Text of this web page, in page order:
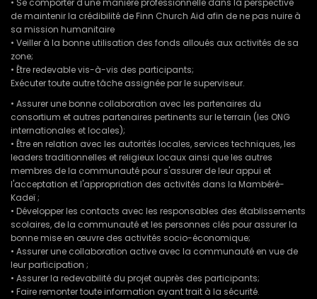
• Se comporter d'une manière professionnelle dans la perspective
de maintenir la crédibilité de Finn Church Aid afin de ne pas nuire à
sa mission humanitaire
• Veiller à la bonne utilisation des fonds alloués aux activités de sa
zone;
• Être redevable vis-à-vis des participants;
Exécuter toute autre tâche assignée par le superviseur.
• Assurer une bonne collaboration avec les partenaires du
consortium et autres partenaires pertinents sur le terrain (les ONG
internationales et locales);
• Être en relation avec les autorités locales, services techniques, les
leaders traditionnelles et religieux locaux ainsi que les autres
membres de la communauté pour s'assurer de leur appui et
l'acceptation et l'appropriation des activités dans la Mambéré-
Kadeï ;
• Développer les contacts avec les responsables des établissements
scolaires, de la communauté et les personnes clés pour assurer la
bonne mise en œuvre des activités socio-économique;
• Assurer une collaboration active avec la communauté en vue de
leur participation ;
• Assurer la redevabilité du projet auprès des participants;
• Faire remonter toute information ayant trait à la sécurité.